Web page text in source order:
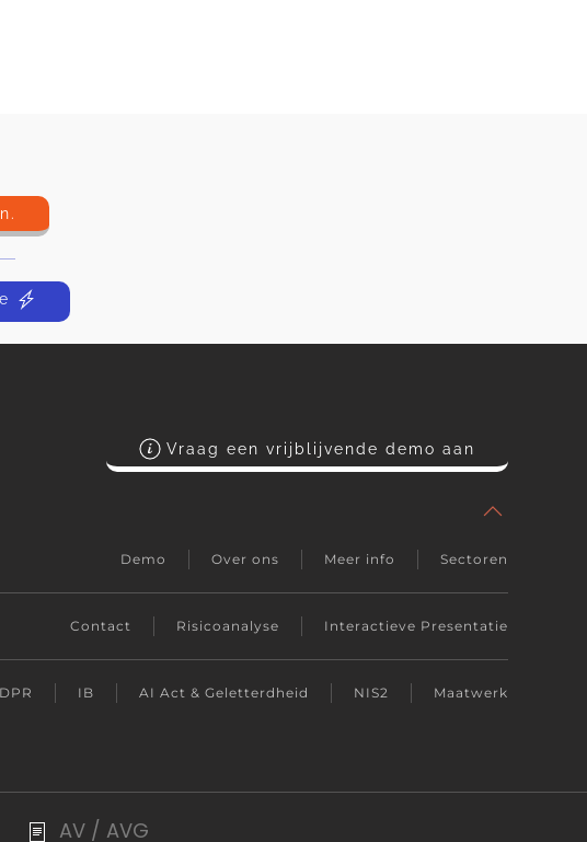
Vraag een vrijblijvende demo aan
Demo Over ons Meer info Sectoren
Contact Risicoanalyse Interactieve Presentatie
IB AI Act & Geletterdheid NIS2 Maatwerk
AV / AVG